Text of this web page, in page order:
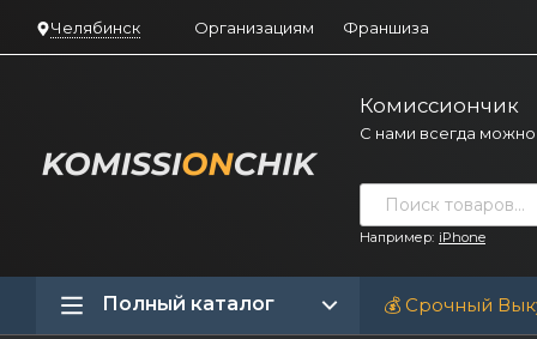
Челябинск Организациям Франшиза
Комиссиончик
С нами всегда
Например: iPhone
Полный каталог 💰 Срочный